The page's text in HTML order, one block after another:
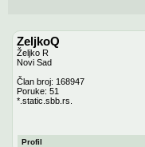
ZeljkoQ
Željko R
Novi Sad
Član broj: 168947
Poruke: 51
*.static.sbb.rs.
Profil